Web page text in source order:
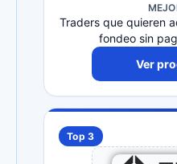
Traders que quieren
fondeo sin
Ver
Top 3